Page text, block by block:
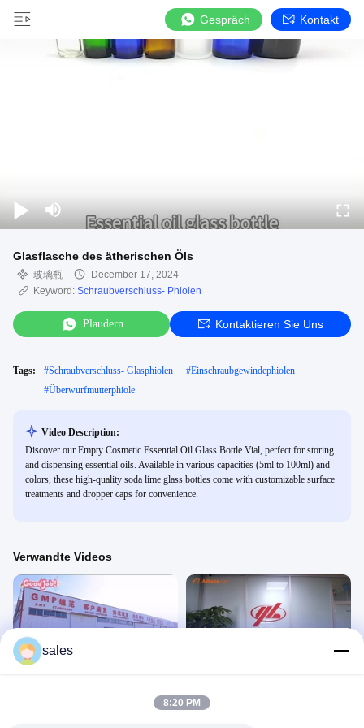
Gespräch Kontakt
Glasflasche des ätherischen Öls
玻璃瓶
December 17, 2024
Keyword: Schraubverschluss- Phiolen
Plaudern Kontaktieren Sie Uns
Tags: #Schraubverschluss- Glasphiolen #Einschraubgewindephiolen
#Überwurfmutterphiole
Video Description:
Discover our Empty Cosmetic Essential Oil Glass Bottle Vial, perfect for storing
and dispensing essential oils. Available in various capacities (5ml to 100ml) and
colors, these high-quality soda lime glass bottles come with customizable surface
treatments and dropper caps for convenience.
Verwandte Videos
玻璃瓶
December 27, 2024
sales
8:20 PM